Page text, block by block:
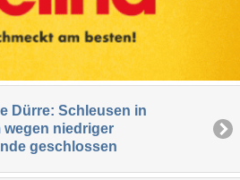
Dürre: Schleusen in
wegen niedriger
geschlossen